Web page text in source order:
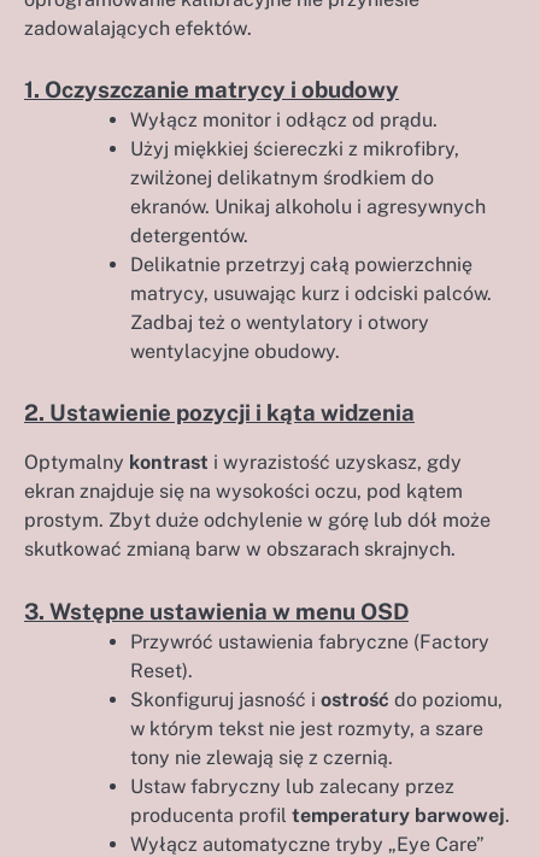
zadowalających efektów.
1. Oczyszczanie matrycy i obudowy
Wyłącz monitor i odłącz od prądu.
Użyj miękkiej ściereczki z mikrofibry,
zwilżonej delikatnym środkiem do
ekranów. Unikaj alkoholu i agresywnych
detergentów.
Delikatnie przetrzyj całą powierzchnię
matrycy, usuwając kurz i odciski palców.
Zadbaj też o wentylatory i otwory
wentylacyjne obudowy.
2. Ustawienie pozycji i kąta widzenia
Optymalny kontrast i wyrazistość uzyskasz, gdy
ekran znajduje się na wysokości oczu, pod kątem
prostym. Zbyt duże odchylenie w górę lub dół może
skutkować zmianą barw w obszarach skrajnych.
3. Wstępne ustawienia w menu OSD
Przywróć ustawienia fabryczne (Factory
Reset).
Skonfiguruj jasność i ostrość do poziomu,
w którym tekst nie jest rozmyty, a szare
tony nie zlewają się z czernią.
Ustaw fabryczny lub zalecany przez
producenta profil temperatury barwowej.
Wyłącz automatyczne tryby „Eye Care”